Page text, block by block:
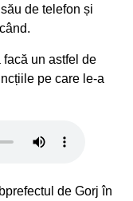
de telefon și
un astfel de
pe care le-a
de Gorj în